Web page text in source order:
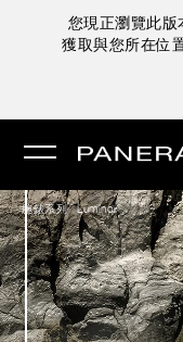
您現正瀏覽此版
獲取與您所在位
腕錶系列 /Luminor